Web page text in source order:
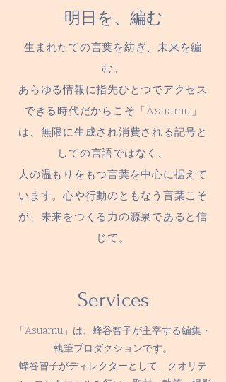
明日を、編む
生まれたての言葉を紡ぎ、未来を編
む。
あらゆる情報に指先ひとつでアクセス
できる時代だからこそ「Asuamu」
は、無限に生成され消費される記号と
しての言語ではなく、
人の温もりをもつ言葉を中心に据えて
います。心や行動のともなう言葉こそ
が、未来をつくる力の源泉であると信
じて。
Services
「Asuamu」は、蜂谷智子が主宰する編集・
執筆プロダクションです。
蜂谷智子がディレクターとして、クオリテ